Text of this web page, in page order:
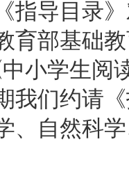
指导目录
育部基础
小学生阅
我们约请
、自然科